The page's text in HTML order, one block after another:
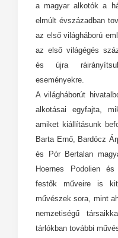
a magyar alkotók a
elmúlt évszázadban
az első világháború
az első világégés
és újra
eseményekre.
A világháborút
alkotásai egyfajta,
amiket kiállításunk
Barta Ernő, Bardócz
és Pór Bertalan
Hoernes Podolien
festők műveire is
művészek sora, mint
nemzetiségű
tárlókban további